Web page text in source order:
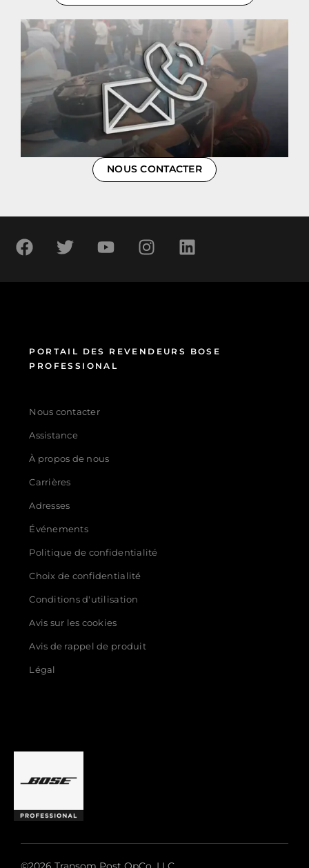
NOUS CONTACTER
PORTAIL DES REVENDEURS BOSE
PROFESSIONAL
Nous contacter
Assistance
À propos de nous
Carrières
Adresses
Événements
Politique de confidentialité
Choix de confidentialité
Conditions d'utilisation
Avis sur les cookies
Avis de rappel de produit
Légal